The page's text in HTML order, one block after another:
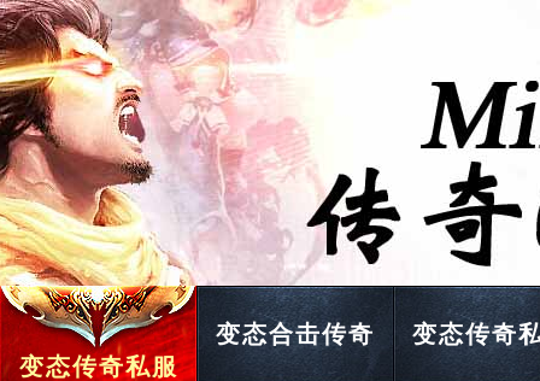
变态传奇私服
变态合击传奇 变态传奇